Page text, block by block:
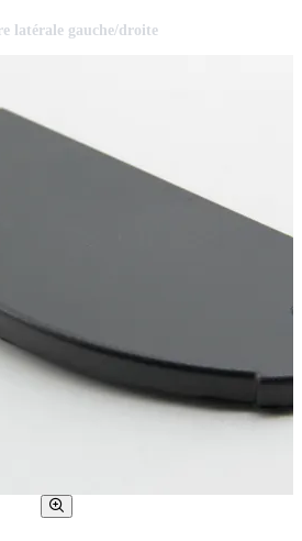
latérale gauche/droite